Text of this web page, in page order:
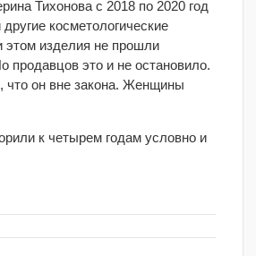
Тихонова с 2018 по 2020 год
косметологические
этом изделия не прошли
продавцов это и не остановило.
что он вне закона. Женщины
к четырем годам условно и